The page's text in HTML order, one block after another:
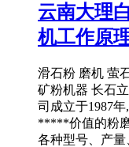
云南大理
机工作原
滑石粉 磨机 萤
矿粉机器 长石
司成立于1987
*****价值的粉
各种型号、产量